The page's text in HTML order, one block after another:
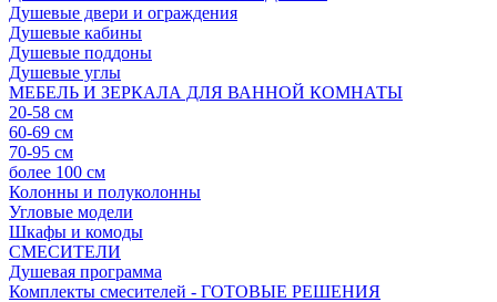
Душевые двери и ограждения
Душевые кабины
Душевые поддоны
Душевые углы
МЕБЕЛЬ И ЗЕРКАЛА ДЛЯ ВАННОЙ КОМНАТЫ
20-58 см
60-69 см
70-95 см
более 100 см
Колонны и полуколонны
Угловые модели
Шкафы и комоды
СМЕСИТЕЛИ
Душевая программа
Комплекты смесителей - ГОТОВЫЕ РЕШЕНИЯ